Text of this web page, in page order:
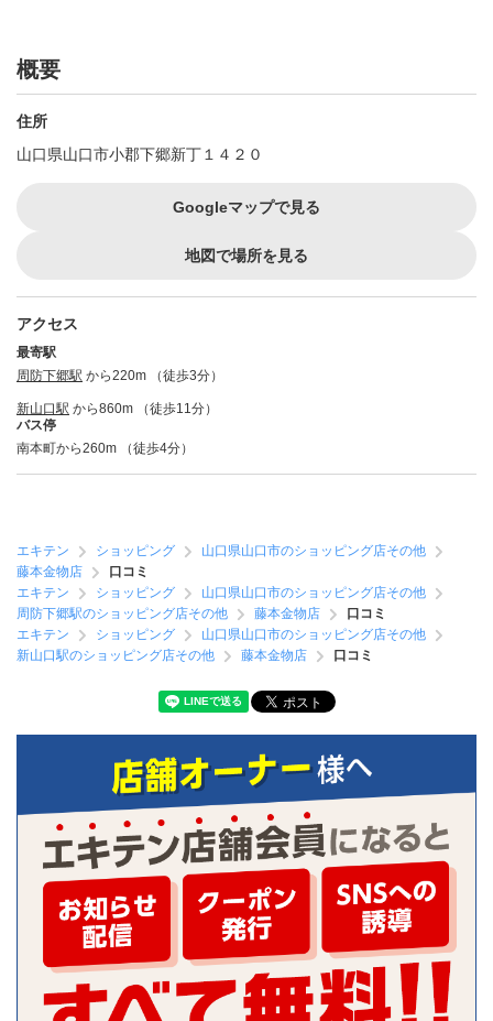
概要
住所
山口県山口市小郡下郷新丁１４２０
Googleマップで見る
地図で場所を見る
アクセス
最寄駅
周防下郷駅 から220m （徒歩3分）
新山口駅 から860m （徒歩11分）
バス停
南本町から260m （徒歩4分）
エキテン ショッピング
山口県山口市のショッピング店その他
藤本金物店
口コミ
エキテン
ショッピング
山口県山口市のショッピング店その他
周防下郷駅のショッピング店その他
藤本金物店
口コミ
エキテン
ショッピング
山口県山口市のショッピング店その他
新山口駅のショッピング店その他
藤本金物店 口コミ